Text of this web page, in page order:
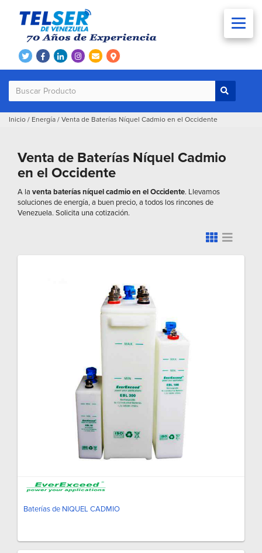
Inicio / Energía / Venta de Baterías Níquel Cadmio en el Occidente
Venta de Baterías Níquel Cadmio
en el Occidente
A la venta baterías níquel cadmio en el Occidente. Llevamos
soluciones de energía, a buen precio, a todos los rincones de
Venezuela. Solicita una cotización.
Baterías de NIQUEL CADMIO